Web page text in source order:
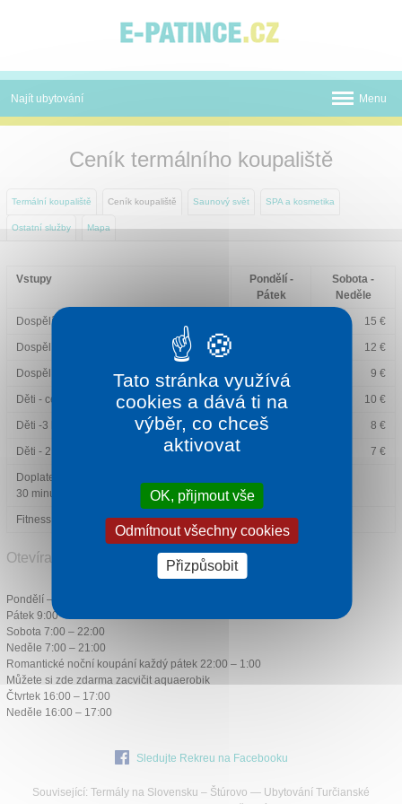
Najít ubytování
Kontakt
Menu
Ceník termálního koupaliště
Termální koupaliště Ceník koupaliště Saunový svět SPA a kosmetika
Ostatní služby Mapa
Vstupy
Pondělí -
Pátek
Sobota -
Neděle
Dospělí – celodenní vstup 15 €
Dospělí –3 hod. vstup 12 €
Dospělí –2 hod. večerní vstup po 17:00 6 € 9 €
Děti - celodenní vstup 10 €
Děti -3 hod. vstup 8 €
Děti - 2 hod. večerní vstup po 17:00 7 €
Doplatek za prodoužení vstupu – každých
30 minut
Fitness centrum – jednorázový vstup
Otevírací doba:
Pondělí – čtvrtek 9:00 – 21:00
Pátek 9:00 – 1:00
Sobota 7:00 – 22:00
Neděle 7:00 – 21:00
Romantické noční koupání každý pátek 22:00 – 1:00
Můžete si zde zdarma zacvičit aquaerobik
Čtvrtek 16:00 – 17:00
Neděle 16:00 – 17:00
Sledujte Rekreu na Facebooku
Související: Termály na Slovensku – Štúrovo — Ubytování Turčianské
Tato stránka využívá
cookies a dává ti na
výběr, co chceš
aktivovat
OK, přijmout vše
Odmítnout všechny cookies
Přizpůsobit